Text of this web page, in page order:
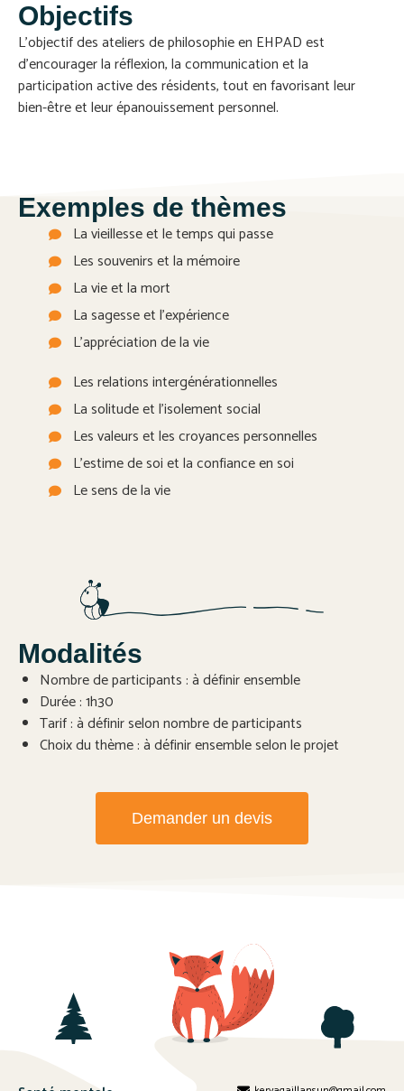
Objectifs
L’objectif des ateliers de philosophie en EHPAD est
d’encourager la réflexion, la communication et la
participation active des résidents, tout en favorisant leur
bien-être et leur épanouissement personnel.
Exemples de thèmes
La vieillesse et le temps qui passe
Les souvenirs et la mémoire
La vie et la mort
La sagesse et l'expérience
L'appréciation de la vie
Les relations intergénérationnelles
La solitude et l'isolement social
Les valeurs et les croyances personnelles
L'estime de soi et la confiance en soi
Le sens de la vie
Modalités
Nombre de participants : à définir ensemble
Durée : 1h30
Tarif : à définir selon nombre de participants
Choix du thème : à définir ensemble selon le projet
Demander un devis